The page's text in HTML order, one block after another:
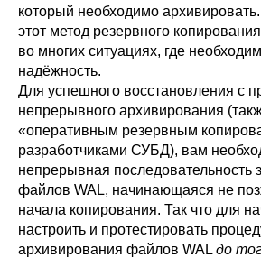
который необходимо
этот метод резервного
во многих ситуациях, где
надёжность.
Для успешного восстановления с
непрерывного архивирования
«оперативным резервным
разработчиками СУБД), вам
непрерывная последовательность
файлов WAL, начинающаяся не
начала копирования. Так что для
настроить и протестировать
архивирования файлов WAL до